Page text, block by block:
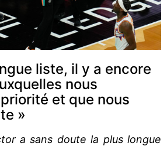
liste, il y a encore
nous
et que nous
»
a sans doute la plus longue